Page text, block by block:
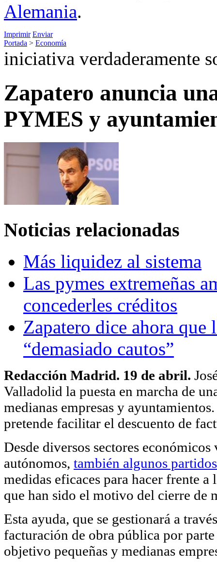
Alemania.
Imprimir Enviar
Portada > Economía
iniciativa verdaderamente
Zapatero anuncia
PYMES y
Noticias relacionadas
Más liquidez al sistema
Las pymes extremeñas
concederles créditos
Zapatero dice ahora que
“demasiado cautos”
Redacción Madrid. 19 de abril.
Valladolid la puesta en marcha de
medianas empresas y
pretende facilitar el descuento de
Desde diversos sectores
autónomos, también algunos
medidas eficaces para hacer frente
que han sido el motivo del cierre de
Esta ayuda, que se gestionará a
facturación de obra pública por
objetivo pequeñas y medianas